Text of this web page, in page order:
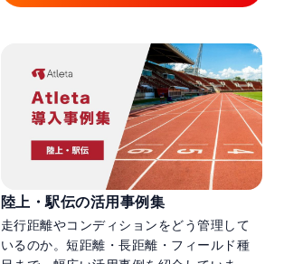
陸上・駅伝の活用事例集
走行距離やコンディションをどう管理して
いるのか。短距離・長距離・フィールド種